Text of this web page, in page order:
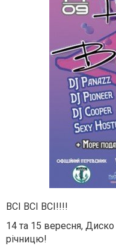
ВСІ ВСІ ВСІ!!!!
14 та 15 вересня,
річницю!